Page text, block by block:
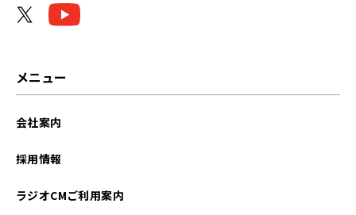
メニュー
会社案内
採用情報
ラジオCMご利用案内